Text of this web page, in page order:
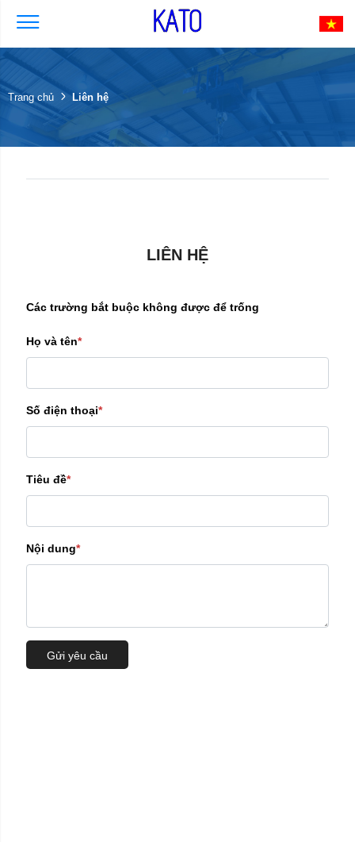
Trang chủ Liên hệ
LIÊN HỆ
Các trường bắt buộc không được để trống
Họ và tên*
Số điện thoại*
Tiêu đề*
Nội dung*
Gửi yêu cầu